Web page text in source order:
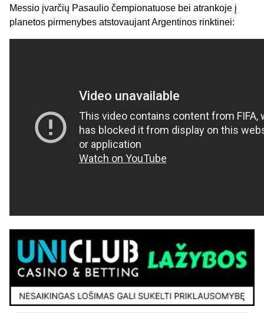
Messio įvarčių Pasaulio čempionatuose bei atrankoje į
planetos pirmenybes atstovaujant Argentinos rinktinei: